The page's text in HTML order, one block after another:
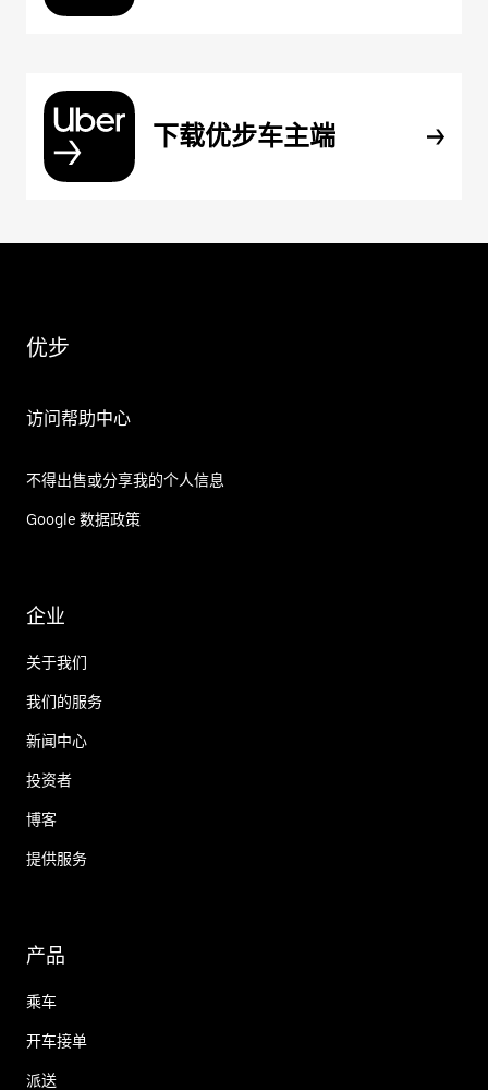
下载优步车主端
优步
访问帮助中心
不得出售或分享我的个人信息
Google 数据政策
企业
关于我们
我们的服务
新闻中心
投资者
博客
提供服务
产品
乘车
开车接单
派送